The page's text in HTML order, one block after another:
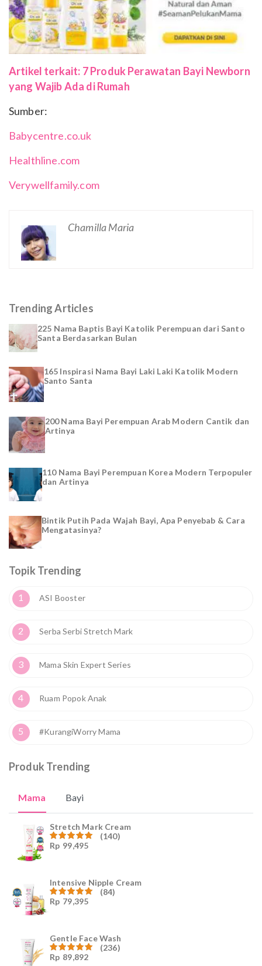
Artikel terkait: 7 Produk Perawatan Bayi Newborn
yang Wajib Ada di Rumah
Sumber:
Babycentre.co.uk
Healthline.com
Verywellfamily.com
Chamilla Maria
Trending Articles
225 Nama Baptis Bayi Katolik Perempuan dari Santo
Santa Berdasarkan Bulan
165 Inspirasi Nama Bayi Laki Laki Katolik Modern
Santo Santa
200 Nama Bayi Perempuan Arab Modern Cantik dan
Artinya
110 Nama Bayi Perempuan Korea Modern Terpopuler
dan Artinya
Bintik Putih Pada Wajah Bayi, Apa Penyebab & Cara
Mengatasinya?
Topik Trending
1 ASI Booster
2 Serba Serbi Stretch Mark
3 Mama Skin Expert Series
4 Ruam Popok Anak
5 #KurangiWorry Mama
Produk Trending
Mama Bayi
Stretch Mark Cream
Dinilai
(140)
Rp 99,495
Intensive Nipple Cream
Dinilai
(84)
Rp 79,395
Gentle Face Wash
Dinilai
(236)
Rp 89,892